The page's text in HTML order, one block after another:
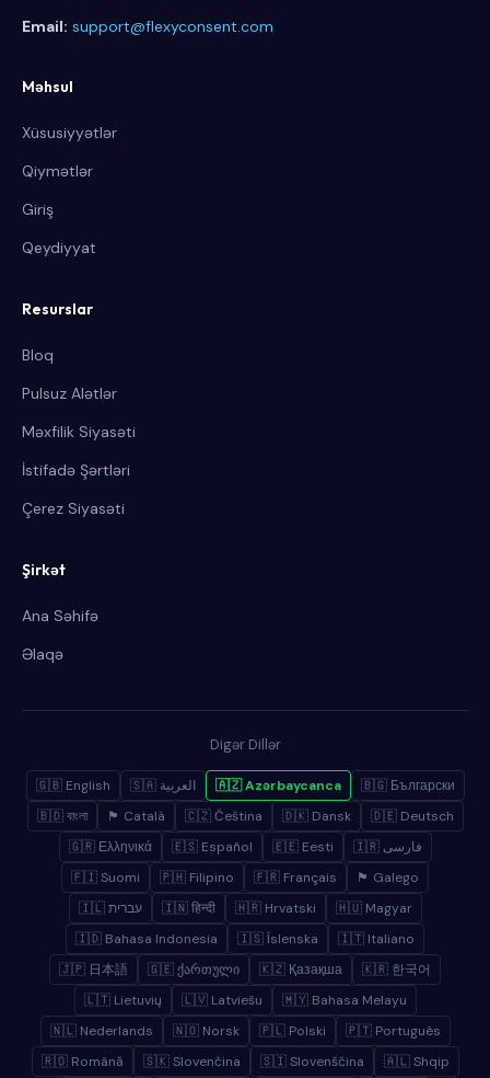
Email: support@flexyconsent.com
Məhsul
Xüsusiyyətlər
Qiymətlər
Giriş
Qeydiyyat
Resurslar
Bloq
Pulsuz Alətlər
Məxfilik Siyasəti
İstifadə Şərtləri
Çerez Siyasəti
Şirkət
Ana Səhifə
Əlaqə
Digər Dillər
🇬🇧 English 🇸🇦 العربية 🇦🇿 Azərbaycanca
🇧🇬 Български
🇧🇩 বাংলা
🏴 Català 🇨🇿 Čeština 🇩🇰 Dansk
🇩🇪 Deutsch
🇬🇷 Ελληνικά
🇪🇸 Español 🇪🇪 Eesti
🇮🇷 فارسی
🇫🇮 Suomi
🇵🇭 Filipino 🇫🇷 Français
🏴 Galego
🇮🇱 עברית
🇮🇳 हिन्दी 🇭🇷 Hrvatski
🇭🇺 Magyar
🇮🇩 Bahasa Indonesia
🇮🇸 Íslenska
🇮🇹 Italiano
🇯🇵 日本語
🇬🇪 ქართული 🇰🇿 Қазақша
🇰🇷 한국어
🇱🇹 Lietuvių
🇱🇻 Latviešu
🇲🇾 Bahasa Melayu
🇳🇱 Nederlands
🇳🇴 Norsk 🇵🇱 Polski
🇵🇹 Português
🇷🇴 Română
🇸🇰 Slovenčina 🇸🇮 Slovenščina 🇦🇱 Shqip